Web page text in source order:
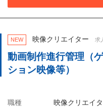
NEW 映像クリエイター 求
動画制作進行管理（
ション映像等）
職種 映像クリエイ